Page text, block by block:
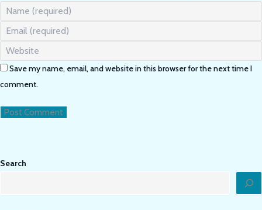
Enter
your
name
or
username
to
Enter
your
email
address
to
comment
Enter
your
website
URL
Save my name, email, and website in this browser for the next time I
comment.
Search